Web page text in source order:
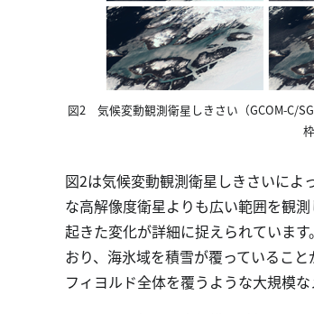
図2 気候変動観測衛星しきさい（GCOM-C/
図2は気候変動観測衛星しきさいによ
な高解像度衛星よりも広い範囲を観
起きた変化が詳細に捉えられていま
おり、海氷域を積雪が覆っているこ
フィヨルド全体を覆うような大規模